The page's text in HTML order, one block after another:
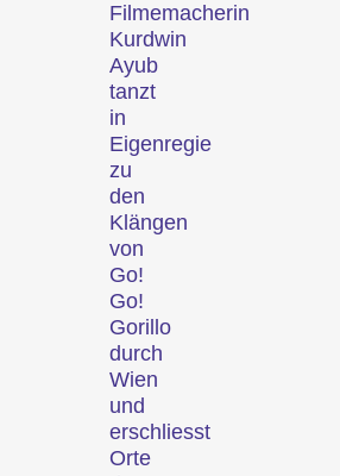
Filmemacherin
Kurdwin
Ayub
tanzt
in
Eigenregie
zu
den
Klängen
von
Go!
Go!
Gorillo
durch
Wien
und
erschliesst
Orte
Aktuelle Kurzfilme aus
Zürich, der Schweiz und
der Welt, die ausserhalb
unserer Wettbewerbe
Fokus